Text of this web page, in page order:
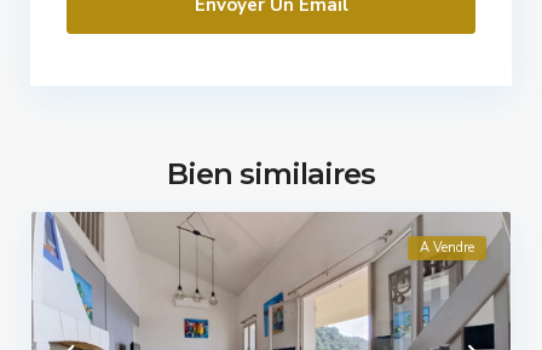
Bien similaires
A Vendre